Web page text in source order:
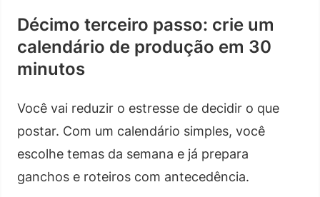
Décimo terceiro passo: crie um
calendário de produção em 30
minutos
Você vai reduzir o estresse de decidir o que
postar. Com um calendário simples, você
escolhe temas da semana e já prepara
ganchos e roteiros com antecedência.